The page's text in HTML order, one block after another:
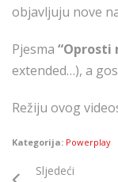
objavljuju nove
Pjesma “Oprosti
extended…), a
Režiju ovog
Kategorija: Powerplay
Sljedeći